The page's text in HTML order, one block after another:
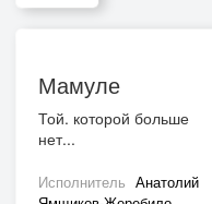
Мамуле
Той. которой больше
нет...
Исполнитель Анатолий